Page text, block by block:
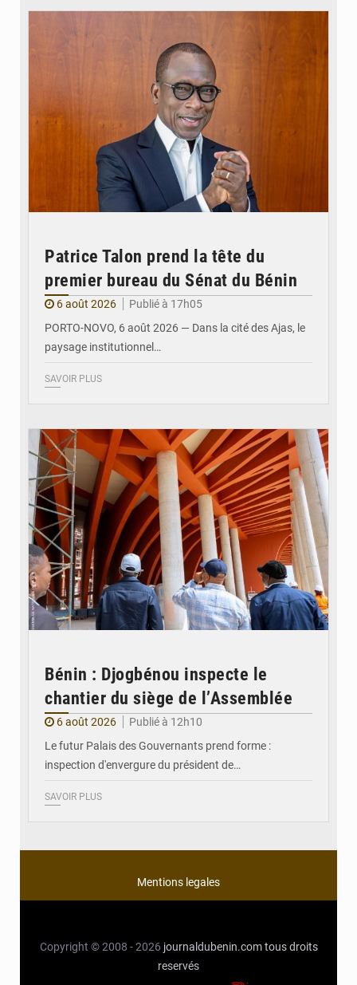
Patrice Talon prend la tête du
premier bureau du Sénat du Bénin
6 août 2026
Publié à 17h05
PORTO-NOVO, 6 août 2026 — Dans la cité des Ajas, le
paysage institutionnel…
SAVOIR PLUS
Bénin : Djogbénou inspecte le
chantier du siège de l’Assemblée
6 août 2026
Publié à 12h10
Le futur Palais des Gouvernants prend forme :
inspection d'envergure du président de…
SAVOIR PLUS
Mentions legales
Copyright © 2008 - 2026 journaldubenin.com tous droits
reservés